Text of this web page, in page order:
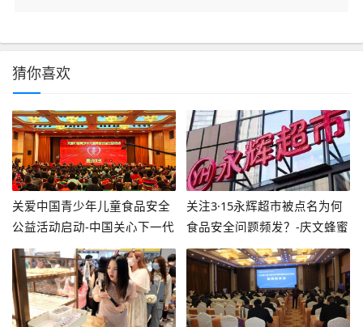
猜你喜欢
关爱中国青少年儿童食品安全
公益活动启动-中国关心下一代
健康体育基金会
关注3·15永辉超市被点名为何
食品安全问题频发？-庆文蜂蜜
多少钱